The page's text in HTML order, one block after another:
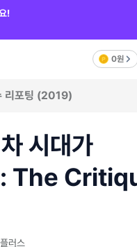
!
0원
리포팅 (2019)
시대가
The
러스